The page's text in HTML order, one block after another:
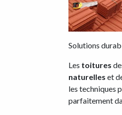
Solutions
Les toitures
naturelles et
les techniques
parfaitement